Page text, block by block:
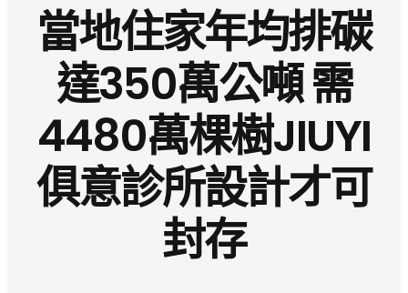
當地住家年均排碳
達350萬公噸 需
4480萬棵樹JIUYI
俱意診所設計才可
封存